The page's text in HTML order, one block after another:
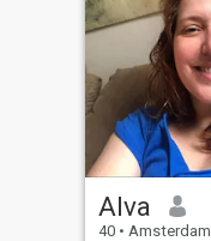
Alva
40 • Amsterdam,